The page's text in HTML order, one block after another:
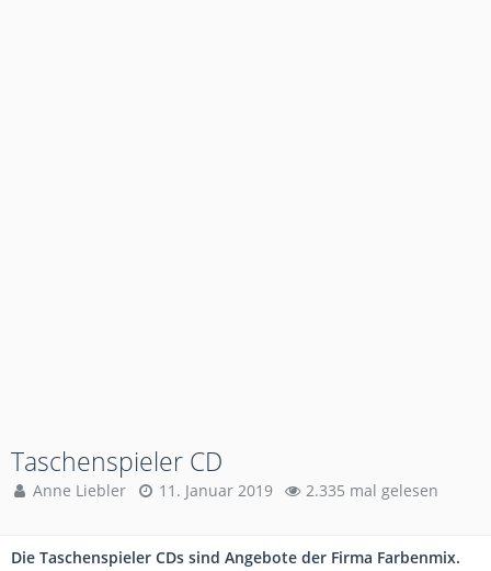
Taschenspieler CD
Anne Liebler 11. Januar 2019 2.335 mal gelesen
Die Taschenspieler CDs sind Angebote der Firma Farbenmix.